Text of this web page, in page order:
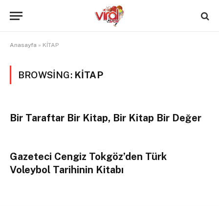
Anasayfa » KİTAP
BROWSING: KİTAP
Bir Taraftar Bir Kitap, Bir Kitap Bir Değer
Gazeteci Cengiz Tokgöz’den Türk
Voleybol Tarihinin Kitabı